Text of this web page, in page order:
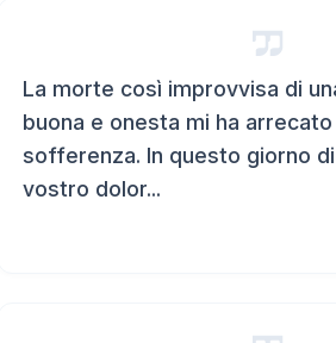
La morte così improvvisa di
buona e onesta mi ha
sofferenza. In questo giorno
vostro dolor...